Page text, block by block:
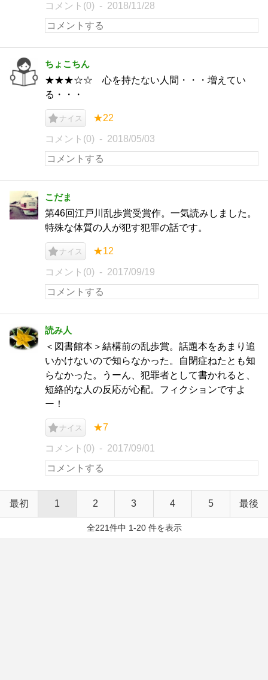
コメント(0) 2018/11/28
ちょこちん
★★★☆☆ 心を持たない人間・・・増えてい
る・・・
ナイス ★22
コメント(0) 2018/05/03
こだま
第46回江戸川乱歩賞受賞作。一気読みしました。
特殊な体質の人が犯す犯罪の話です。
ナイス ★12
コメント(0) 2017/09/19
読み人
＜図書館本＞結構前の乱歩賞。話題本をあまり追
いかけないので知らなかった。自閉症ねたとも知
らなかった。うーん、犯罪者として書かれると、
短絡的な人の反応が心配。フィクションですよ
ー！
ナイス ★7
コメント(0) 2017/09/01
最初 1 2 3 4 5 最後
全221件中 1-20 件を表示